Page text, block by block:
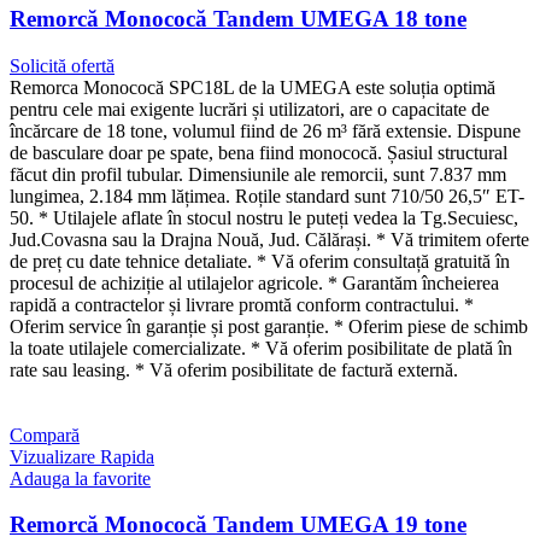
Remorcă Monococă Tandem UMEGA 18 tone
Solicită ofertă
Remorca Monococă SPC18L de la UMEGA este soluția optimă
pentru cele mai exigente lucrări și utilizatori, are o capacitate de
încărcare de 18 tone, volumul fiind de 26 m³ fără extensie. Dispune
de basculare doar pe spate, bena fiind monococă. Șasiul structural
făcut din profil tubular. Dimensiunile ale remorcii, sunt 7.837 mm
lungimea, 2.184 mm lățimea. Roțile standard sunt 710/50 26,5″ ET-
50. * Utilajele aflate în stocul nostru le puteți vedea la Tg.Secuiesc,
Jud.Covasna sau la Drajna Nouă, Jud. Călărași. * Vă trimitem oferte
de preț cu date tehnice detaliate. * Vă oferim consultață gratuită în
procesul de achiziție al utilajelor agricole. * Garantăm încheierea
rapidă a contractelor și livrare promtă conform contractului. *
Oferim service în garanție și post garanție. * Oferim piese de schimb
la toate utilajele comercializate. * Vă oferim posibilitate de plată în
rate sau leasing. * Vă oferim posibilitate de factură externă.
Compară
Vizualizare Rapida
Adauga la favorite
Remorcă Monococă Tandem UMEGA 19 tone